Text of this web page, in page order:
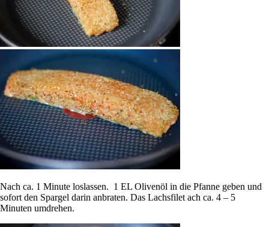
Nach ca. 1 Minute loslassen. 1 EL Olivenöl in die Pfanne geben und
sofort den Spargel darin anbraten. Das Lachsfilet ach ca. 4 – 5
Minuten umdrehen.